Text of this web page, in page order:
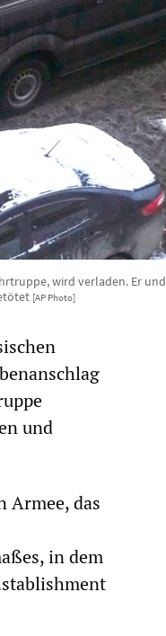
wird verladen. Er und
[AP Photo]
und
Armee, das
in dem